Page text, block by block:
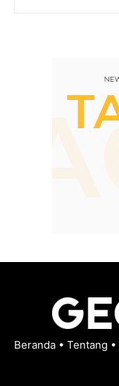
Beranda • Tentang •